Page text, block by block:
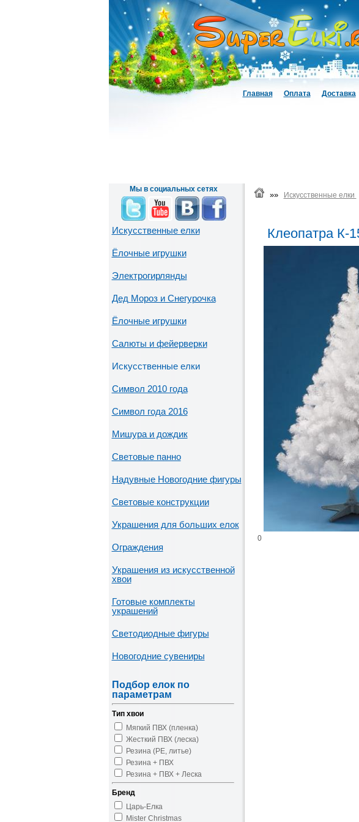
Главная Оплата Доставка
Мы в социальных сетях
Искусственные елки
Ёлочные игрушки
Электрогирлянды
Дед Мороз и Снегурочка
Ёлочные игрушки
Салюты и фейерверки
Искусственные елки
Символ 2010 года
Символ года 2016
Мишура и дождик
Световые панно
Надувные Новогодние фигуры
Световые конструкции
Украшения для больших елок
Ограждения
Украшения из искусственной
хвои
Готовые комплекты
украшений
Светодиодные фигуры
Новогодние сувениры
Подбор елок по
параметрам
Тип хвои
Мягкий ПВХ (пленка)
Жесткий ПВХ (леска)
Резина (PE, литье)
Резина + ПВХ
Резина + ПВХ + Леска
Бренд
Царь-Елка
Mister Christmas
»» Искусственные елки
Клеопатра К-
0